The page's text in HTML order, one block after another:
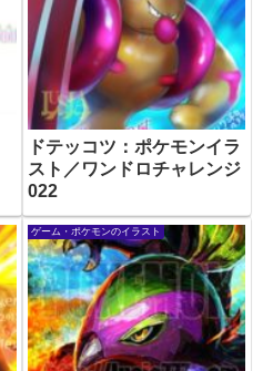
ドテッコツ：ポケモンイラ
スト／ワンドロチャレンジ
022
ゲーム・ポケモンのイラスト